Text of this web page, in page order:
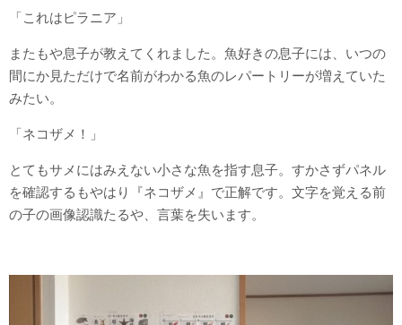
「これはピラニア」
またもや息子が教えてくれました。魚好きの息子には、いつの
間にか見ただけで名前がわかる魚のレパートリーが増えていた
みたい。
「ネコザメ！」
とてもサメにはみえない小さな魚を指す息子。すかさずパネル
を確認するもやはり『ネコザメ』で正解です。文字を覚える前
の子の画像認識たるや、言葉を失います。